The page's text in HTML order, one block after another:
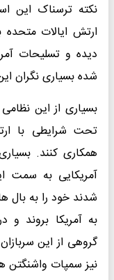
نکته ترسناک این
ارتش ایالات
دیده و تسلیحات
شده بسیاری نگران
بسیاری از این
تحت شرایطی با
همکاری کنند.
آمریکایی به سمت
شدند خود را به بال
به آمریکا بروند و
گروهی از این
نیز سمپات واشنگتن